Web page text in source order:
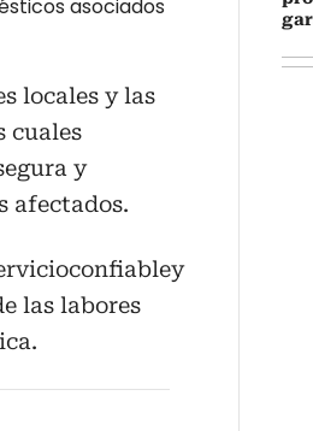
asociados
locales y las
cuales
y
afectados.
las labores